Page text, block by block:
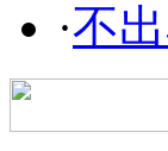
·不